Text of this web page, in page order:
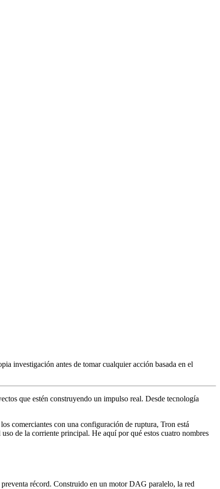
investigación antes de tomar cualquier acción basada en el
que estén construyendo un impulso real. Desde tecnología
comerciantes con una configuración de ruptura, Tron está
de la corriente principal. He aquí por qué estos cuatro nombres
récord. Construido en un motor DAG paralelo, la red